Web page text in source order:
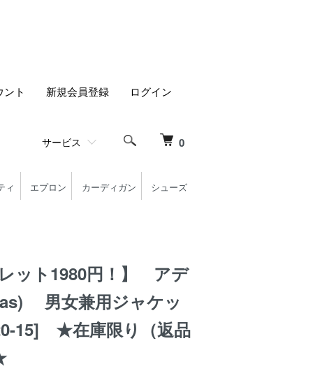
0
サービス
ント 新規会員登録 ログイン
ィ エプロン カーディガン シューズ
レット1980円！】 アデ
男女兼用ジャケッ
15] ★在庫限り（返品